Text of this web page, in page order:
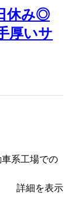
休み◎
厚いサ
系工場での
詳細を表示